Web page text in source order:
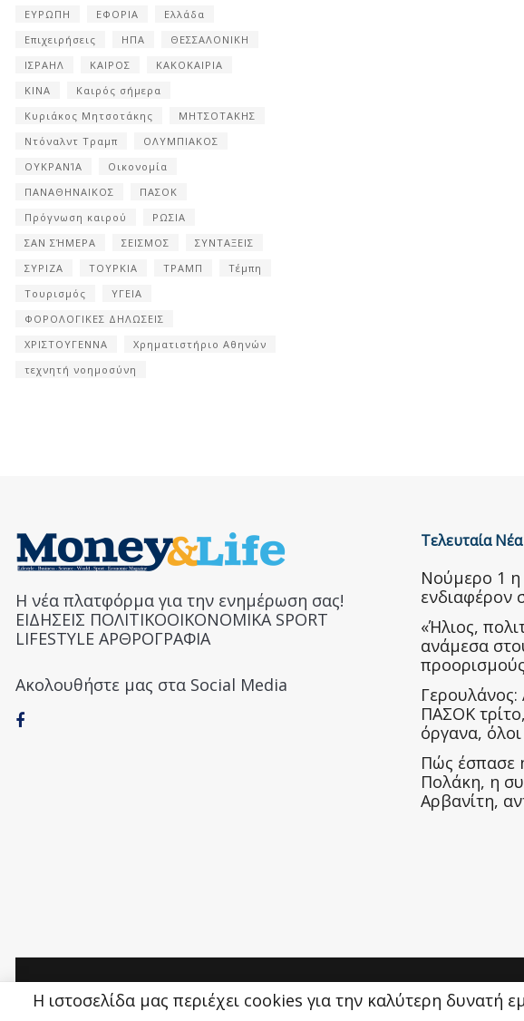
ΕΥΡΩΠΗ
ΕΦΟΡΙΑ
Ελλάδα
Επιχειρήσεις
ΗΠΑ
ΘΕΣΣΑΛΟΝΙΚΗ
ΙΣΡΑΗΛ
ΚΑΙΡΟΣ
ΚΑΚΟΚΑΙΡΙΑ
ΚΙΝΑ
Καιρός σήμερα
Κυριάκος Μητσοτάκης
ΜΗΤΣΟΤΑΚΗΣ
Ντόναλντ Τραμπ
ΟΛΥΜΠΙΑΚΟΣ
ΟΥΚΡΑΝΊΑ
Οικονομία
ΠΑΝΑΘΗΝΑΙΚΟΣ
ΠΑΣΟΚ
Πρόγνωση καιρού
ΡΩΣΙΑ
ΣΑΝ ΣΉΜΕΡΑ
ΣΕΙΣΜΟΣ
ΣΥΝΤΑΞΕΙΣ
ΣΥΡΙΖΑ
ΤΟΥΡΚΙΑ ΤΡΑΜΠ
Τέμπη
Τουρισμός
ΥΓΕΙΑ
ΦΟΡΟΛΟΓΙΚΕΣ ΔΗΛΩΣΕΙΣ
ΧΡΙΣΤΟΥΓΕΝΝΑ
Χρηματιστήριο Αθηνών
τεχνητή νοημοσύνη
Η νέα πλατφόρμα για την ενημέρωση σας!
ΕΙΔΗΣΕΙΣ ΠΟΛΙΤΙΚΟΟΙΚΟΝΟΜΙΚΑ SPORT
LIFESTYLE ΑΡΘΡΟΓΡΑΦΙΑ
Ακολουθήστε μας στα Social Media
Τελευταία Νέα
Nούμερο 1
ενδιαφέρον
«Ήλιος,
ανάμεσα
ΠΑΣΟΚ
όργανα,
Πώς έσπασε
Πολάκη, η
Αρβανίτη,
Η ιστοσελίδα μας περιέχει cookies για την καλύτερη δυνατή